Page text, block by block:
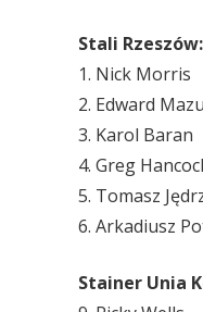
Stali Rzeszów:
1. Nick Morris
2. Edward
3. Karol Baran
4. Greg
5. Tomasz
6. Arkadiusz
Stainer Unia